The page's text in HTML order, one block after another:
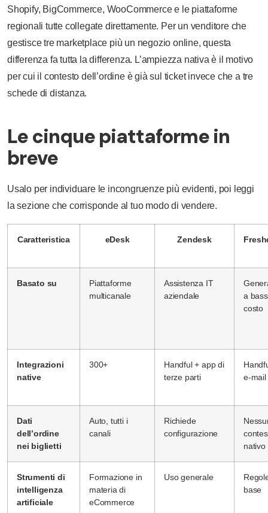
Shopify, BigCommerce, WooCommerce e le piattaforme
regionali tutte collegate direttamente. Per un venditore che
gestisce tre marketplace più un negozio online, questa
differenza fa tutta la differenza. L’ampiezza nativa è il motivo
per cui il contesto dell’ordine è già sul ticket invece che a tre
schede di distanza.
Le cinque piattaforme in
breve
Usalo per individuare le incongruenze più evidenti, poi leggi
la sezione che corrisponde al tuo modo di vendere.
Caratteristica eDesk Zendesk
Basato su
Piattaforme
multicanale
Assistenza IT
aziendale
a
costo
Integrazioni
native
300+
Handful + app di
terze parti
e-mail
Dati
dell’ordine
nei biglietti
Auto, tutti i
canali
Richiede
configurazione
nativo
Strumenti di
intelligenza
artificiale
Formazione in
materia di
eCommerce
Uso generale
base